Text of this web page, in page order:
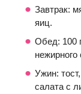
Завтрак:
яиц.
Обед: 100
Ужин:
салата с